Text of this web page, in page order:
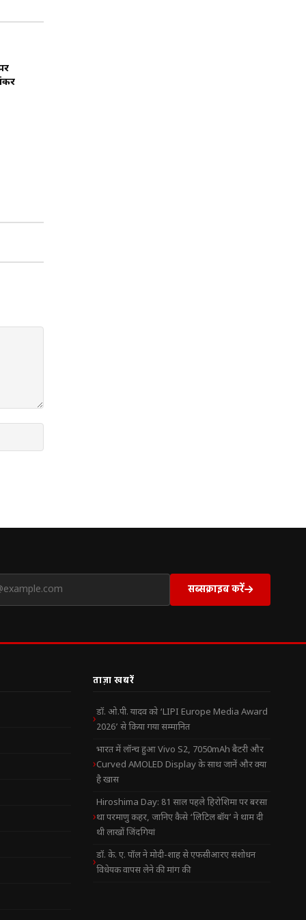
सब्सक्राइब करें
ताज़ा खबरें
डॉ. ओ.पी. यादव को ‘LIPI Europe Media Award
2026’ से किया गया सम्मानित
भारत में लॉन्च हुआ Vivo S2, 7050mAh बैटरी और
Curved AMOLED Display के साथ जानें और क्या
है खास
Hiroshima Day: 81 साल पहले हिरोशिमा पर बरसा
था परमाणु कहर, जानिए कैसे ‘लिटिल बॉय’ ने थाम दी
थी लाखों जिंदगियां
डॉ. के. ए. पॉल ने मोदी-शाह से एफसीआरए संशोधन
विधेयक वापस लेने की मांग की